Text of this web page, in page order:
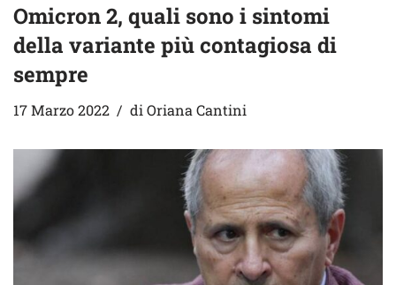
Omicron 2, quali sono i sintomi
della variante più contagiosa di
sempre
17 Marzo 2022 di Oriana Cantini